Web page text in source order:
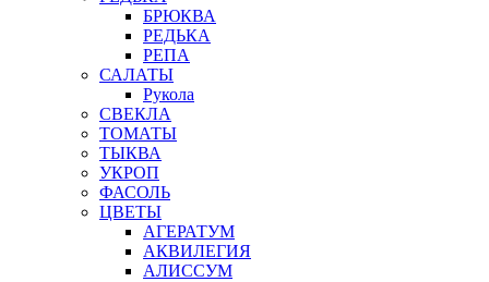
БРЮКВА
РЕДЬКА
РЕПА
САЛАТЫ
Рукола
СВЕКЛА
ТОМАТЫ
ТЫКВА
УКРОП
ФАСОЛЬ
ЦВЕТЫ
АГЕРАТУМ
АКВИЛЕГИЯ
АЛИССУМ